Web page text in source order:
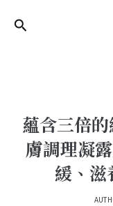
蘊含三倍
膚調理凝
緩、
Navigation